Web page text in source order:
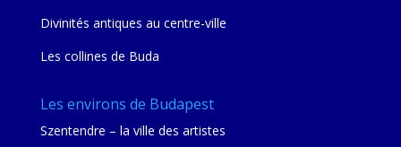
Divinités antiques au centre-ville
Les collines de Buda
Les environs de Budapest
Szentendre – la ville des artistes